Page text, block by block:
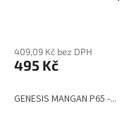
409,09 Kč bez DPH
495 Kč
GENESIS MANGAN P65 -...